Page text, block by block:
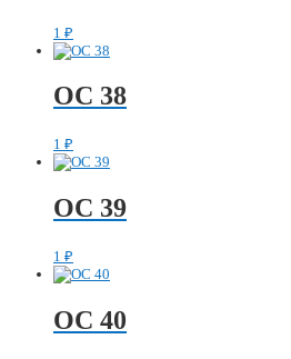
1 ₽
ОС 38
1 ₽
ОС 39
1 ₽
ОС 40